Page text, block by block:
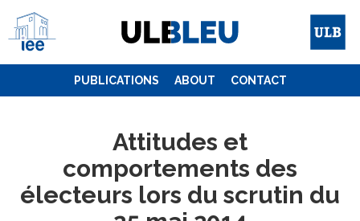
content
PUBLICATIONS ABOUT CONTACT
Attitudes et
comportements des
électeurs lors du scrutin du